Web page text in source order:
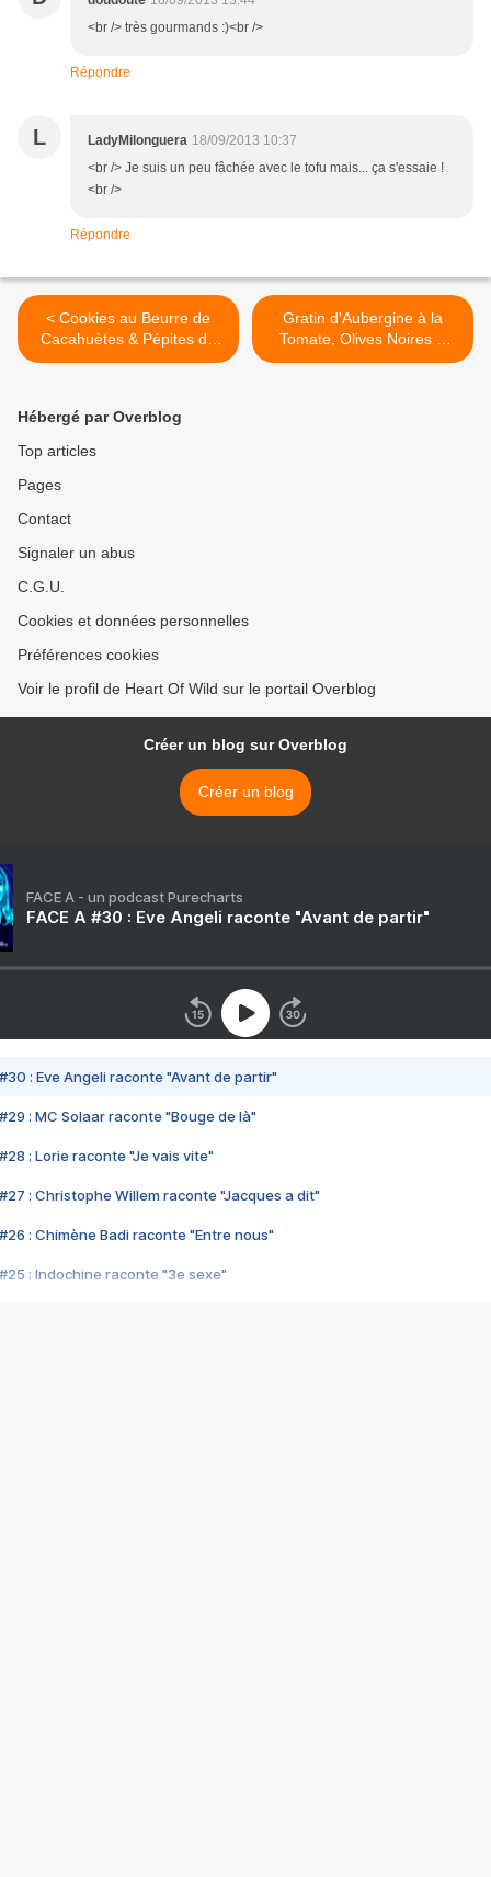
<br /> très gourmands :)<br />
Répondre
L LadyMilonguera 18/09/2013 10:37
<br /> Je suis un peu fâchée avec le tofu mais... ça s'essaie !
<br />
Répondre
< Cookies au Beurre de
Cacahuètes & Pépites de
Chocolat
Gratin d'Aubergine à la
Tomate, Olives Noires &
Mozzarella >
Hébergé par Overblog
Top articles
Pages
Contact
Signaler un abus
C.G.U.
Cookies et données personnelles
Préférences cookies
Voir le profil de Heart Of Wild sur le portail Overblog
Créer un blog sur Overblog
Créer un blog
FACE A - un podcast Purecharts
FACE A #30 : Eve Angeli raconte "Avant de partir"
#30 : Eve Angeli raconte "Avant de partir"
#29 : MC Solaar raconte "Bouge de là"
#28 : Lorie raconte "Je vais vite"
#27 : Christophe Willem raconte "Jacques a dit"
#26 : Chimène Badi raconte "Entre nous"
#25 : Indochine raconte "3e sexe"